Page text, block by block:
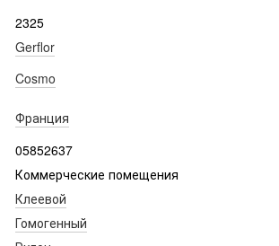
2325
Gerflor
Cosmo
Франция
05852637
Коммерческие помещения
Клеевой
Гомогенный